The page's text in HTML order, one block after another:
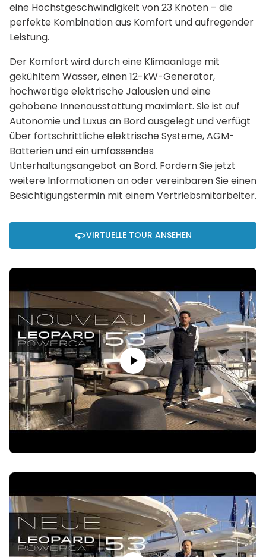
eine Höchstgeschwindigkeit von 23 Knoten – die
perfekte Kombination aus Komfort und aufregender
Leistung.
Der Komfort wird durch eine Klimaanlage mit
gekühltem Wasser, einen 12-kW-Generator,
hochwertige elektrische Jalousien und eine
gehobene Innenausstattung maximiert. Sie ist auf
Autonomie und Luxus an Bord ausgelegt und verfügt
über fortschrittliche elektrische Systeme, AGM-
Batterien und ein umfassendes
Unterhaltungsangebot an Bord. Fordern Sie jetzt
weitere Informationen an oder vereinbaren Sie einen
Besichtigungstermin mit einem Vertriebsmitarbeiter.
VIRTUELLE TOUR ANSEHEN